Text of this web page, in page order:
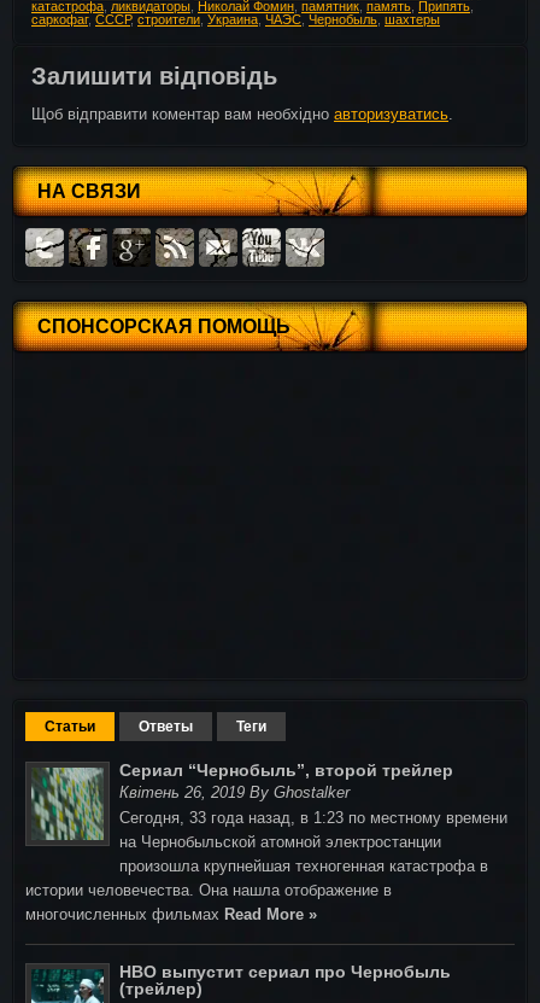
катастрофа ликвидаторы Николай Фомин памятник память Припять
саркофаг, СССР, строители Украина ЧАЭС Чернобыль шахтеры
Залишити відповідь
Щоб відправити коментар вам необхідно авторизуватись.
НА СВЯЗИ
СПОНСОРСКАЯ ПОМОЩЬ
Статьи Ответы Теги
Сериал “Чернобыль”, второй трейлер
Квітень 26, 2019 By Ghostalker
Сегодня, 33 года назад, в 1:23 по местному времени
на Чернобыльской атомной электростанции
произошла крупнейшая техногенная катастрофа в
истории человечества. Она нашла отображение в
многочисленных фильмах Read More »
HBO выпустит сериал про Чернобыль
(трейлер)